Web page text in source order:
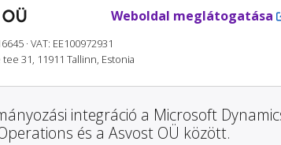
Weboldal meglátogatása
· VAT: EE100972931
31, 11911 Tallinn, Estonia
integráció a Microsoft
és a Asvost OÜ között.